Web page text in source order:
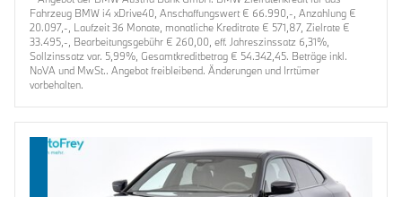
Fahrzeug BMW i4 xDrive40, Anschaffungswert € 66.990,-, Anzahlung €
20.097,-, Laufzeit 36 Monate, monatliche Kreditrate € 571,87, Zielrate €
33.495,-, Bearbeitungsgebühr € 260,00, eff. Jahreszinssatz 6,31%,
Sollzinssatz var. 5,99%, Gesamtkreditbetrag € 54.342,45. Beträge inkl.
NoVA und MwSt.. Angebot freibleibend. Änderungen und Irrtümer
vorbehalten.